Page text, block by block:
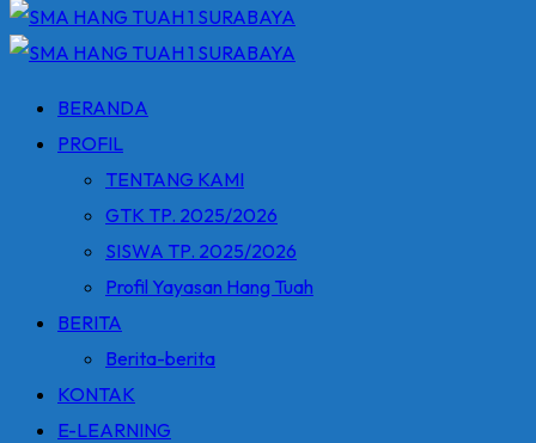
BERANDA
PROFIL
TENTANG KAMI
GTK TP. 2025/2026
SISWA TP. 2025/2026
Profil Yayasan Hang Tuah
BERITA
Berita-berita
KONTAK
E-LEARNING